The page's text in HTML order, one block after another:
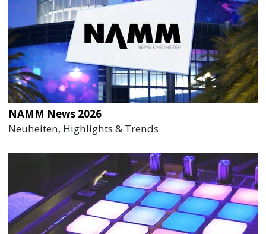
NAMM News 2026
Neuheiten, Highlights & Trends